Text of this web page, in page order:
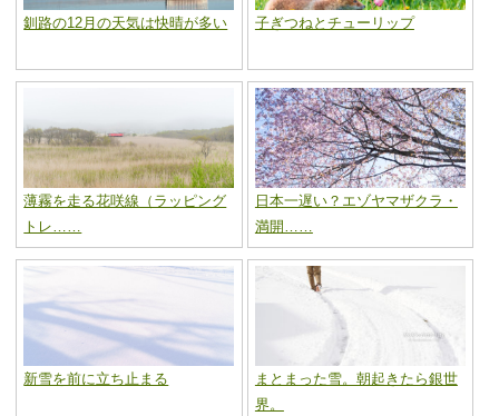
釧路の12月の天気は快晴が多い 子ぎつねとチューリップ
薄霧を走る花咲線（ラッピング
トレ……
日本一遅い？エゾヤマザクラ・
満開……
新雪を前に立ち止まる
まとまった雪。朝起きたら銀世
界。